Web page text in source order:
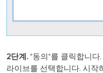
2단계. "동의"를 클릭합니다
라이브를 선택합니다. 시작